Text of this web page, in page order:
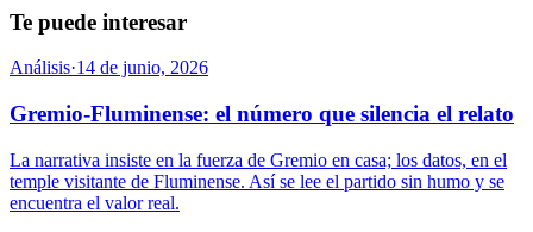
Te puede interesar
Análisis·14 de junio, 2026
Gremio-Fluminense: el número que silencia el relato
La narrativa insiste en la fuerza de Gremio en casa; los datos, en el
temple visitante de Fluminense. Así se lee el partido sin humo y se
encuentra el valor real.